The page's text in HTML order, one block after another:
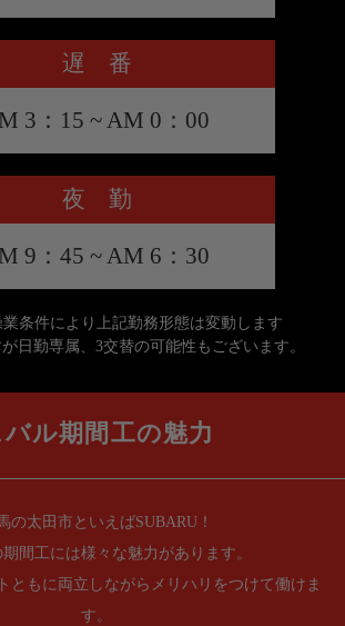
遅 番
3：15 ~ AM 0：00
夜 勤
9：45 ~ AM 6：30
条件により上記勤務形態は変動します
日勤専属、3交替の可能性もございます。
バル期間工の魅力
の太田市といえばSUBARU！
間工には様々な魅力があります。
ともに両立しながらメリハリをつけて働けま
す。